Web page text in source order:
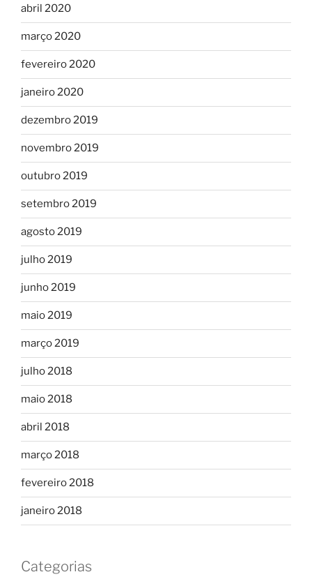
abril 2020
março 2020
fevereiro 2020
janeiro 2020
dezembro 2019
novembro 2019
outubro 2019
setembro 2019
agosto 2019
julho 2019
junho 2019
maio 2019
março 2019
julho 2018
maio 2018
abril 2018
março 2018
fevereiro 2018
janeiro 2018
Categorias